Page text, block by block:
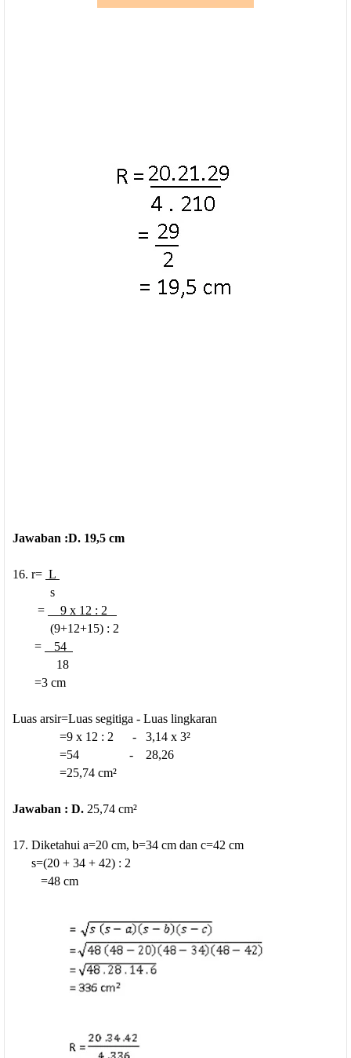
Jawaban :D. 19,5 cm
16. r= L
s
=
9 x 12 : 2
(9+12+15) : 2
=
54
18
=3 cm
Luas arsir=Luas segitiga - Luas lingkaran
=9 x 12 : 2 - 3,14 x 3²
=54 - 28,26
=25,74 cm²
Jawaban : D. 25,74 cm²
17. Diketahui a=20 cm, b=34 cm dan c=42 cm
s=(20 + 34 + 42) : 2
=48 cm